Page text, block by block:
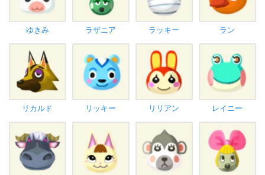
ゆきみ ラザニア ラッキー ラン
リカルド リッキー リリアン レイニー